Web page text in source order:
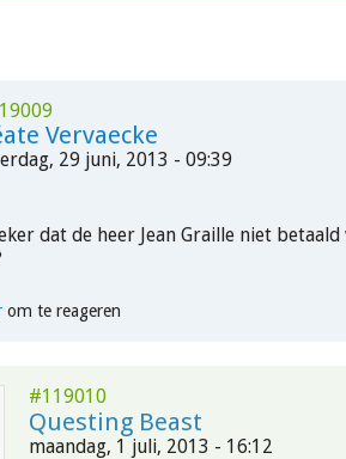
Vervaecke
29 juni, 2013 - 09:39
dat de heer Jean Graille niet
om te reageren
#119010
Questing Beast
maandag, 1 juli, 2013 - 16:12